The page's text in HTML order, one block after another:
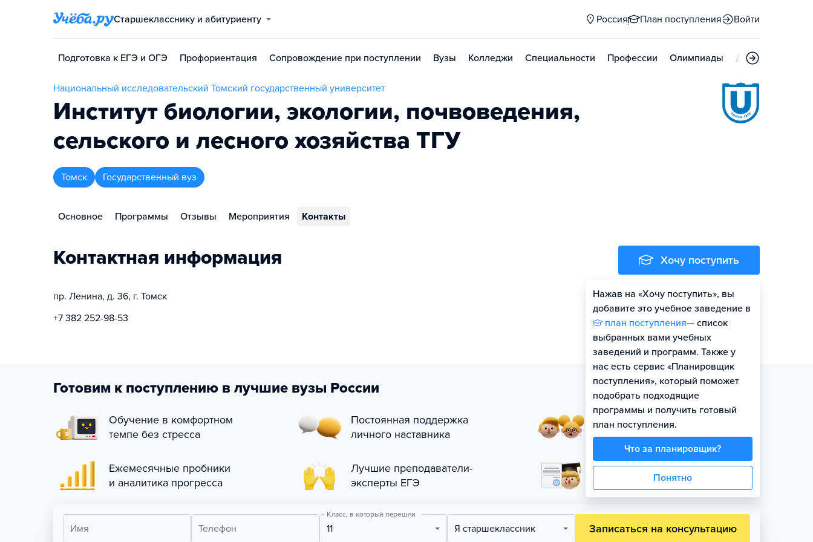
Старшекласснику и абитуриенту Россия План поступления Войти
Подготовка к ЕГЭ и ОГЭ Профориентация Сопровождение при поступлении Вузы Колледжи Специальности Профессии Олимпиады Дни открытых
Национальный исследовательский Томский государственный университет
Институт биологии, экологии, почвоведения,
сельского и лесного хозяйства ТГУ
Томск Государственный вуз
Основное Программы Отзывы Мероприятия Контакты
Контактная информация
пр. Ленина, д. 36, г. Томск
+7 382 252-98-53
Хочу поступить
Нажав на «Хочу поступить», вы
добавите это учебное заведение в
план поступления— список
выбранных вами учебных
заведений и программ. Также у
нас есть сервис «Планировщик
поступления», который поможет
подобрать подходящие
программы и получить готовый
план поступления.
Что за планировщик?
Понятно
Оценить шансы
Готовим к поступлению в лучшие вузы России
Обучение в комфортном
темпе без стресса
Постоянная поддержка
личного наставника
Занятия в небольших
группах по уровню
Ежемесячные пробники
и аналитика прогресса
Лучшие преподаватели-
эксперты ЕГЭ
Официальная гарантия
поступления на бюджет
Имя Телефон
Класс, в который перешли
11 Я старшеклассник Записаться на консультацию